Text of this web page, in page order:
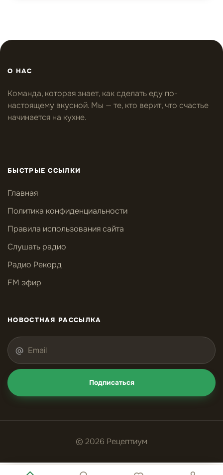
О НАС
Команда, которая знает, как сделать еду по-
настоящему вкусной. Мы — те, кто верит, что счастье
начинается на кухне.
БЫСТРЫЕ ССЫЛКИ
Главная
Политика конфиденциальности
Правила использования сайта
Слушать радио
Радио Рекорд
FM эфир
НОВОСТНАЯ РАССЫЛКА
Подписаться
© 2026 Рецептиум